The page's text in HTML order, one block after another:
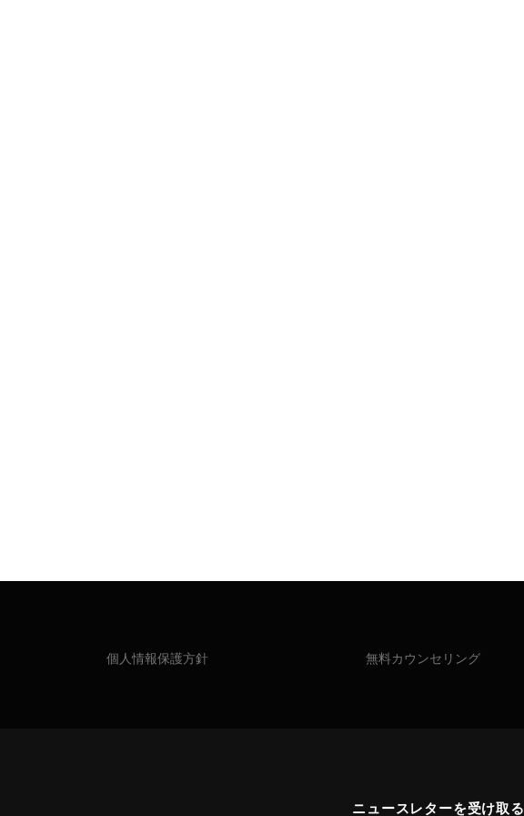
個人情報保護方針 無料カウンセリング
ニュースレターを受け取る